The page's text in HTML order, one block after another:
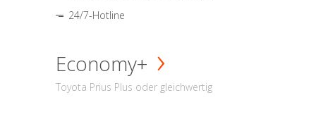
24/7-Hotline
Economy+
Toyota Prius Plus oder gleichwertig